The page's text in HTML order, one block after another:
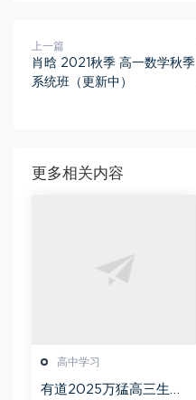
上一篇
肖晗 2021秋季 高一数学秋季
系统班（更新中）
更多相关内容
高中学习
有道2025万猛高三生物